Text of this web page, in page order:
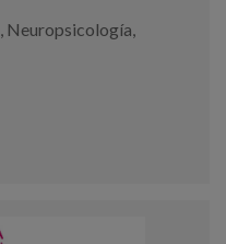
, Neuropsicología,